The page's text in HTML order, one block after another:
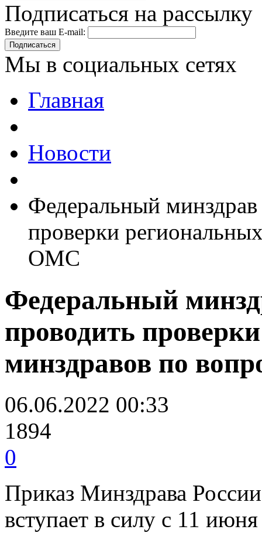
Подписаться на рассылку
Введите ваш E-mail:
Подписаться
Мы в социальных сетях
Главная
Новости
Федеральный
проверки
ОМС
Федеральный
проводить
минздравов по
06.06.2022 00:33
1894
0
Приказ Минздрава
вступает в силу с 11